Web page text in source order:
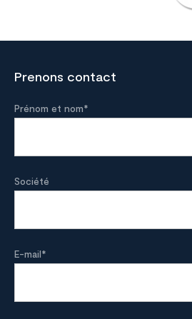
Prenons contact
Prénom et nom*
Société
E-mail*